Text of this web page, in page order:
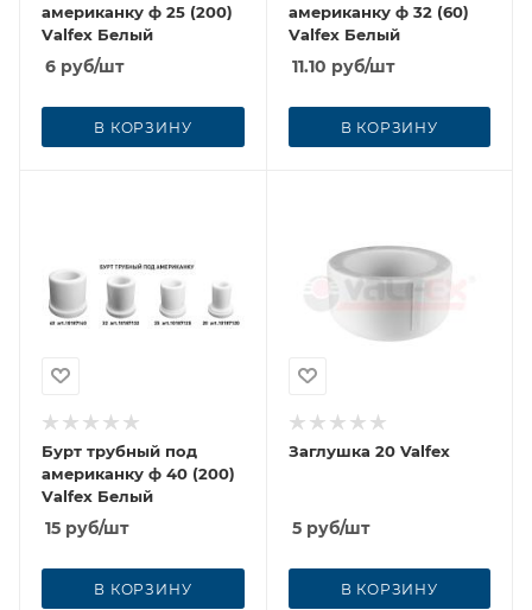
американку ф 25 (200)
Vаlfex Белый
6 руб/шт
В КОРЗИНУ
американку ф 32 (60)
Vаlfex Белый
11.10 руб/шт
В КОРЗИНУ
Бурт трубный под
американку ф 40 (200)
Vаlfex Белый
15 руб/шт
В КОРЗИНУ
Заглушка 20 Valfex
5руб/шт
В КОРЗИНУ